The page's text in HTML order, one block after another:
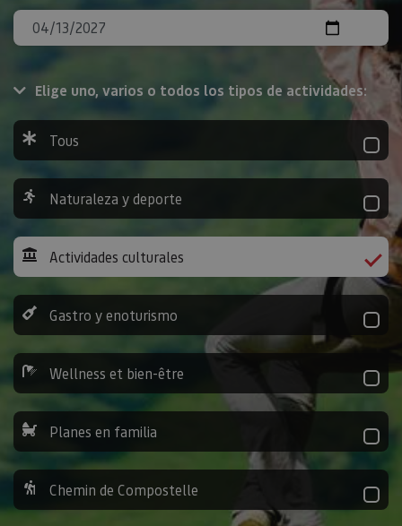
Elige uno, varios o todos los tipos de actividades:
Tous
Naturaleza y deporte
Actividades culturales
Gastro y enoturismo
Wellness et bien-être
Planes en familia
Chemin de Compostelle